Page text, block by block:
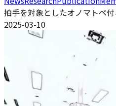
拍手を対象としたオノマトペ
2025-03-10